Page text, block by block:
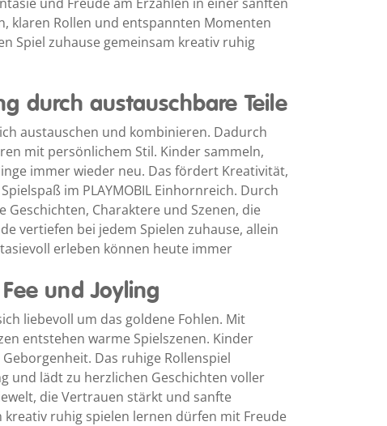
klaren Rollen und entspannten Momenten
Spiel zuhause gemeinsam kreativ ruhig
durch austauschbare Teile
austauschen und kombinieren. Dadurch
mit persönlichem Stil. Kinder sammeln,
immer wieder neu. Das fördert Kreativität,
im PLAYMOBIL Einhornreich. Durch
Charaktere und Szenen, die
vertiefen bei jedem Spielen zuhause, allein
erleben können heute immer
und Joyling
liebevoll um das goldene Fohlen. Mit
entstehen warme Spielszenen. Kinder
Das ruhige Rollenspiel
und lädt zu herzlichen Geschichten voller
die Vertrauen stärkt und sanfte
ruhig spielen lernen dürfen mit Freude